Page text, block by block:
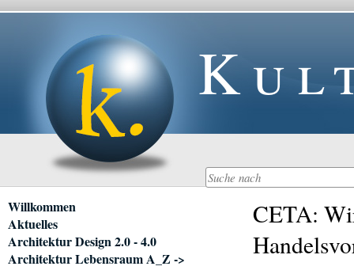
CETA:
Navigation
überspringen
Willkommen
Aktuelles
Architektur Design 2.0 - 4.0
Architektur Lebensraum A_Z ->